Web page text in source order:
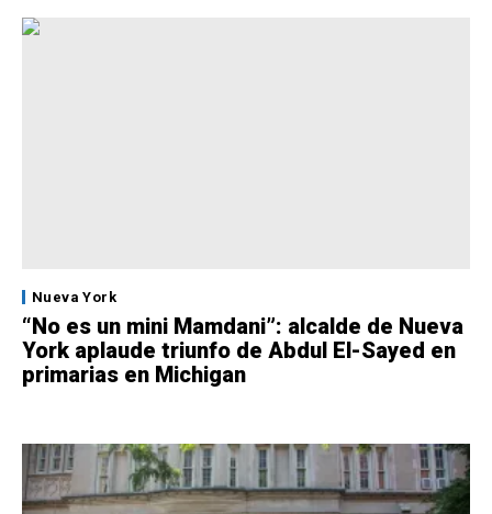
Nueva York
“No es un mini Mamdani”: alcalde de Nueva
York aplaude triunfo de Abdul El-Sayed en
primarias en Michigan